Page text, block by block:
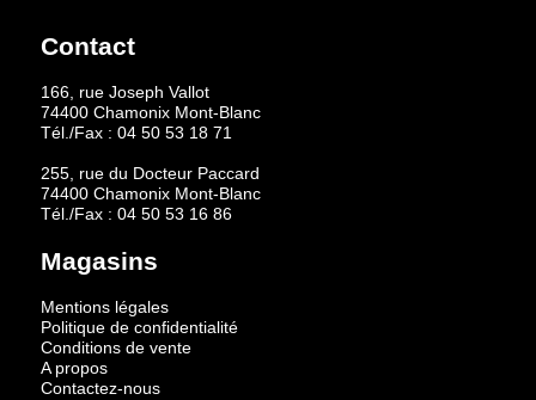
Contact
166, rue Joseph Vallot
74400 Chamonix Mont-Blanc
Tél./Fax : 04 50 53 18 71
255, rue du Docteur Paccard
74400 Chamonix Mont-Blanc
Tél./Fax : 04 50 53 16 86
Magasins
Mentions légales
Politique de confidentialité
Conditions de vente
A propos
Contactez-nous